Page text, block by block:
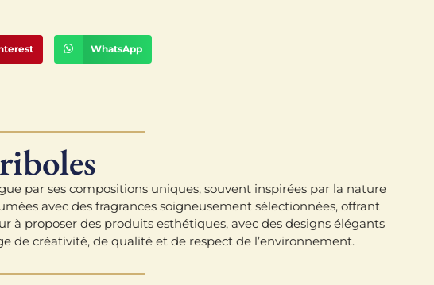
WhatsApp
par ses compositions uniques, souvent inspirées par la nature
avec des fragrances soigneusement sélectionnées, offrant
proposer des produits esthétiques, avec des designs élégants
de créativité, de qualité et de respect de l’environnement.